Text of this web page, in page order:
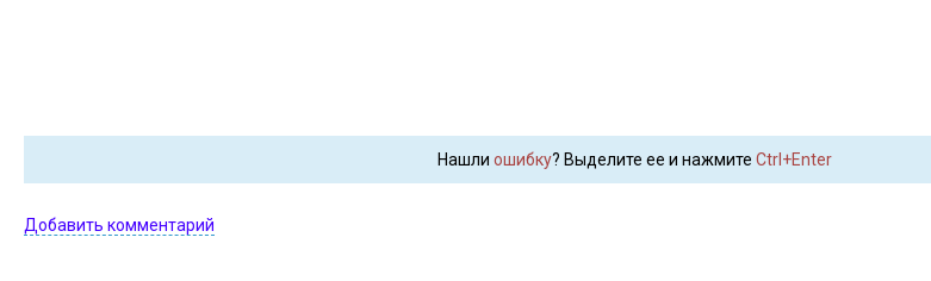
Нашли ошибку? Выделите ее и нажмите Ctrl+Enter
Добавить комментарий